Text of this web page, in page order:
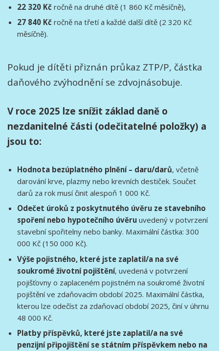
22 320 Kč ročně na druhé dítě (1 860 Kč měsíčně),
27 840 Kč ročně na třetí a každé další dítě (2 320 Kč
měsíčně).
Pokud je dítěti přiznán průkaz ZTP/P, částka
daňového zvýhodnění se zdvojnásobuje.
V roce 2025 lze snížit základ daně o
nezdanitelné části (odečitatelné položky) a
jsou to:
Hodnota bezúplatného plnění – daru/darů, včetně
darování krve, plazmy nebo krevních destiček. Součet
darů za rok musí činit alespoň 1 000 Kč.
Odečet úroků z poskytnutého úvěru ze stavebního
spoření nebo hypotečního úvěru uvedený v potvrzení
stavební spořitelny nebo banky. Maximální částka: 300
000 Kč (150 000 Kč).
Výše pojistného, které jste zaplatil/a na své
soukromé životní pojištění, uvedená v potvrzení
pojišťovny o zaplaceném pojistném na soukromé životní
pojištění ve zdaňovacím období 2025. Maximální částka,
kterou lze odečíst za zdaňovací období 2025, činí v úhrnu
48 000 Kč.
Platby příspěvků, které jste zaplatil/a na své
penzijní připojištění se státním příspěvkem nebo na